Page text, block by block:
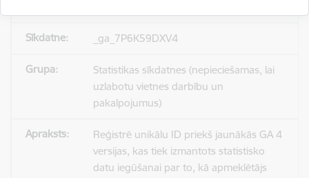
_ga_7P6K59DXV4
Statistikas sīkdatnes (nepieciešamas, lai
uzlabotu vietnes darbību un
pakalpojumus)
Reģistrē unikālu ID priekš jaunākās GA 4
versijas, kas tiek izmantots statistisko
datu iegūšanai par to, kā apmeklētājs